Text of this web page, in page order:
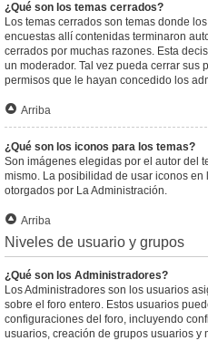
¿Qué son los temas cerrados?
Los temas cerrados son temas donde
encuestas allí contenidas terminaron
cerrados por muchas razones. Esta
un moderador. Tal vez pueda cerrar sus
permisos que le hayan concedido los
Arriba
¿Qué son los iconos para los temas?
Son imágenes elegidas por el autor del
mismo. La posibilidad de usar iconos
otorgados por La Administración.
Arriba
Niveles de usuario y grupos
¿Qué son los Administradores?
Los Administradores son los usuarios
sobre el foro entero. Estos usuarios
configuraciones del foro, incluyendo
usuarios, creación de grupos usuarios y